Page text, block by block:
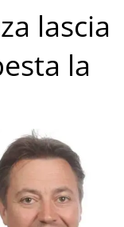
lascia
la